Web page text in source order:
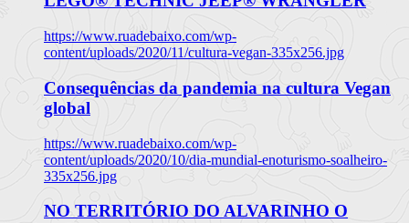
https://www.ruadebaixo.com/wp-
content/uploads/2020/11/cultura-vegan-335x256.jpg
Consequências da pandemia na cultura Vegan
global
https://www.ruadebaixo.com/wp-
content/uploads/2020/10/dia-mundial-enoturismo-soalheiro-
335x256.jpg
NO TERRITÓRIO DO ALVARINHO O